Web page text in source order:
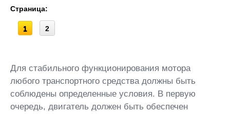
Страница:
1 2
Для стабильного функционирования мотора
любого транспортного средства должны быть
соблюдены определенные условия. В первую
очередь, двигатель должен быть обеспечен